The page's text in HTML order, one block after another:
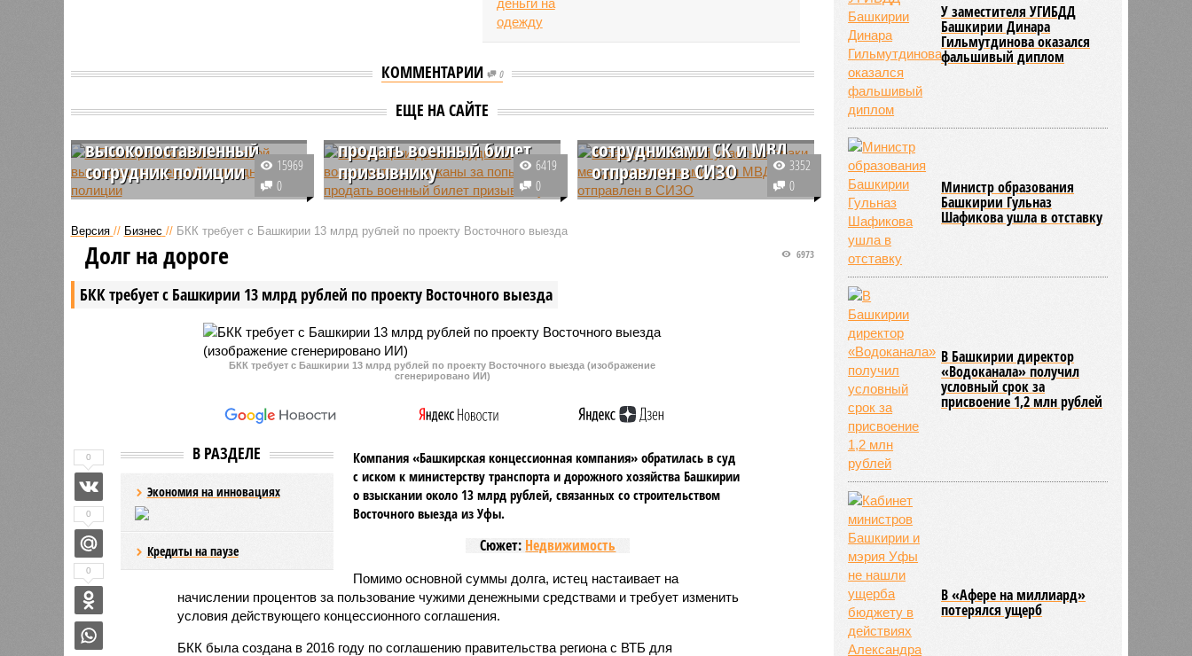
КОММЕНТАРИИ 0
ЕЩЕ НА САЙТЕ
В Башкирии покончил с
высокопоставленный
сотрудник полиции
В столице Башкирии нашли
руководителей городского
отдела полиции.
Предварительно мужчина
совершил самоубийство.
15969
0
В Башкирии два
сотрудника военкомата
задержаны за попытку
продать военный билет
призывнику
В столице Башкирии задержаны
получение взятки в 200 тыс.
прохождения службы в армии.
6419
0
В Башкирии второй
сотрудниками СК и МВД
отправлен в СИЗО
В столице Башкирии по делу о
3352
0
Версия // Бизнес // БКК требует с Башкирии 13 млрд рублей по проекту Восточного выезда
БКК требует с Башкирии 13 млрд рублей по проекту Восточного выезда
6973
Долг на дороге
БКК требует с Башкирии 13 млрд рублей по проекту Восточного выезда (изображение
сгенерировано ИИ)
В РАЗДЕЛЕ
Экономия на инновациях
Кредиты на паузе
Компания «Башкирская концессионная компания» обратилась в суд
с иском к министерству транспорта и дорожного хозяйства Башкирии
о взыскании около 13 млрд рублей, связанных со строительством
Восточного выезда из Уфы.
Сюжет: Недвижимость
Помимо основной суммы долга, истец настаивает на
начислении процентов за пользование чужими денежными средствами и требует изменить
условия действующего концессионного соглашения.
БКК была создана в 2016 году по соглашению правительства региона с ВТБ для
0
0
0
У заместителя УГИБДД
Башкирии Динара
Гильмутдинова оказался
фальшивый диплом
Министр образования
Башкирии Гульназ
Шафикова ушла в отставку
В Башкирии директор
«Водоканала» получил
условный срок за
присвоение 1,2 млн рублей
В «Афере на миллиард»
потерялся ущерб